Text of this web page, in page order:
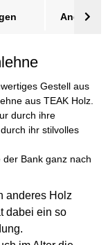
Angebot
Gestell aus
aus TEAK Holz.
durch ihre
ihr stilvolles
Bank ganz nach
anderes Holz
dabei ein so